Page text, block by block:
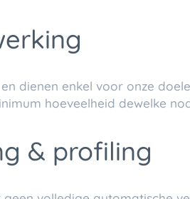
dienen enkel voor onze
hoeveelheid dewelke
& profiling